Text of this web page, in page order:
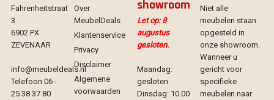
Fahrenheitstraat
3
6902 PX
ZEVENAAR
info@meubeldeals.nl
Telefoon 06 -
25 38 37 80
Over
MeubelDeals
Klantenservice
Privacy
Disclaimer
Algemene
voorwaarden
showroom
Let op: 8
augustus
gesloten.
Maandag:
gesloten
Dinsdag: 10.00
Niet alle
meubelen staan
opgesteld in
onze showroom.
Wanneer u
gericht voor
specifieke
meubelen naar